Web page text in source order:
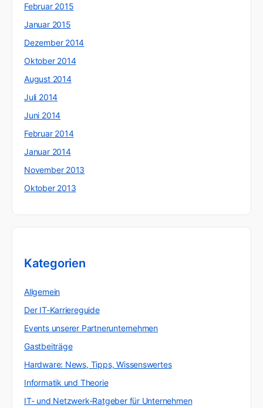
Februar 2015
Januar 2015
Dezember 2014
Oktober 2014
August 2014
Juli 2014
Juni 2014
Februar 2014
Januar 2014
November 2013
Oktober 2013
Kategorien
Allgemein
Der IT-Karriereguide
Events unserer Partnerunternehmen
Gastbeiträge
Hardware: News, Tipps, Wissenswertes
Informatik und Theorie
IT- und Netzwerk-Ratgeber für Unternehmen